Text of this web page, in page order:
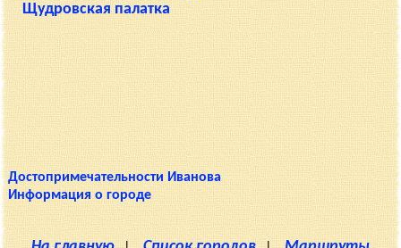
Щудровская палатка
Достопримечательности Иванова
Информация о городе